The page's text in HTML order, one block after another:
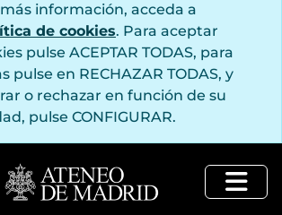
información, acceda a
de cookies. Para aceptar
pulse ACEPTAR TODAS, para
pulse en RECHAZAR TODAS, y
o rechazar en función de su
pulse CONFIGURAR.